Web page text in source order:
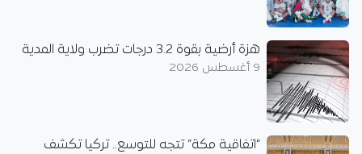
هزة أرضية بقوة 3.2 درجات تضرب ولاية المدية
9 أغسطس 2026
“اتفاقية مكة” تتجه للتوسع.. تركيا تكشف